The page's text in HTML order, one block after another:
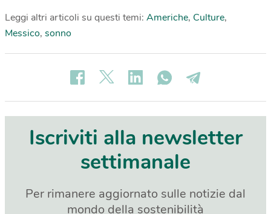
Leggi altri articoli su questi temi: Americhe, Culture,
Messico, sonno
Iscriviti alla newsletter
settimanale
Per rimanere aggiornato sulle notizie dal
mondo della sostenibilità